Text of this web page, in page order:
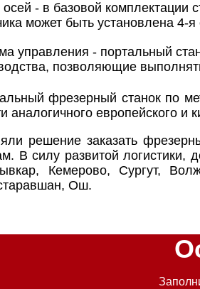
- в базовой комплектации
может быть установлена 4-
управления - портальный
позволяющие
фрезерный станок по
аналогичного европейского и
решение заказать
В силу развитой логистики,
Кемерово, Сургут,
Ош.